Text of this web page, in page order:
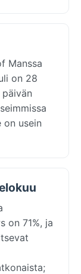
Manssa
on 28
on usein
on 71%, ja